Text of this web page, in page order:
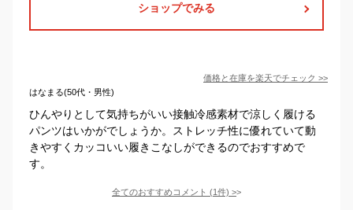
ショップでみる
価格と在庫を楽天でチェック >>
はなまる(50代・男性)
ひんやりとして気持ちがいい接触冷感素材で涼しく履ける
パンツはいかがでしょうか。ストレッチ性に優れていて動
きやすくカッコいい履きこなしができるのでおすすめで
す。
全てのおすすめコメント (1件) >